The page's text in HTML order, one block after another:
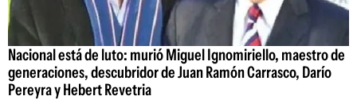
Nacional está de luto: murió Miguel Ignomiriello, maestro de
generaciones, descubridor de Juan Ramón Carrasco, Darío
Pereyra y Hebert Revetria